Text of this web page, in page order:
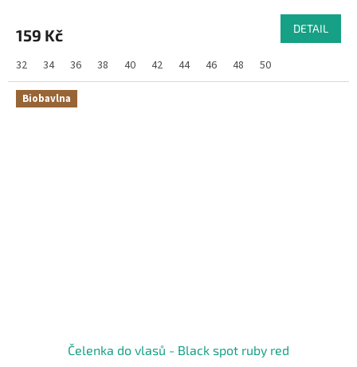
159 Kč DETAIL
32 34 36 38 40 42 44 46 48 50
Biobavlna
Čelenka do vlasů - Black spot ruby red